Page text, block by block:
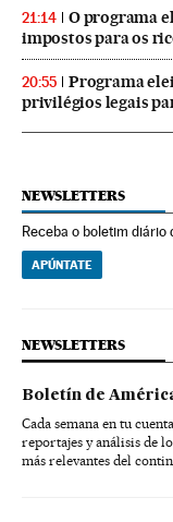
21:14
O programa
impostos para os
20:55
Programa
privilégios legais
NEWSLETTERS
Receba o boletim diário
APÚNTATE
NEWSLETTERS
Boletín de
Cada semana en tu
reportajes y análisis de
más relevantes del